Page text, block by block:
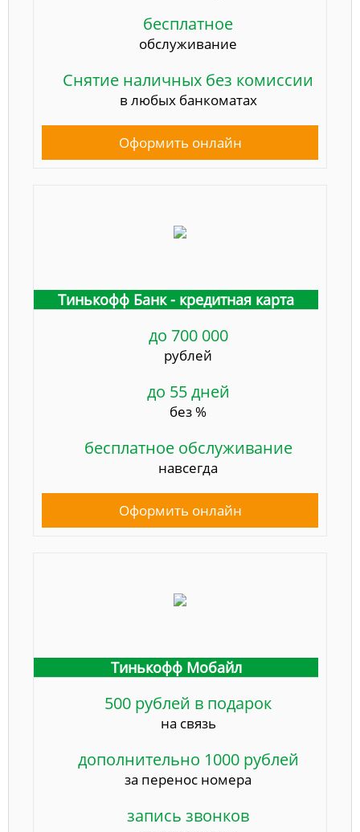
бесплатное
обслуживание
Снятие наличных без комиссии
в любых банкоматах
Оформить онлайн
Тинькофф Банк - кредитная карта
до 700 000
рублей
до 55 дней
без %
бесплатное обслуживание
навсегда
Оформить онлайн
Тинькофф Мобайл
500 рублей в подарок
на связь
дополнительно 1000 рублей
за перенос номера
запись звонков